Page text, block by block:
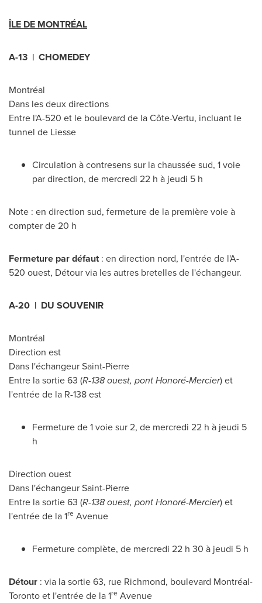
ÎLE DE MONTRÉAL
A-13 | CHOMEDEY
Montréal
Dans les deux directions
Entre l'A-520 et le boulevard de la Côte-Vertu, incluant le
tunnel de Liesse
Circulation à contresens sur la chaussée sud, 1 voie
par direction, de mercredi 22 h à jeudi 5 h
Note : en direction sud, fermeture de la première voie à
compter de 20 h
Fermeture par défaut: en direction nord, l'entrée de l'A-
520 ouest, Détour via les autres bretelles de l'échangeur.
A-20 | DU SOUVENIR
Montréal
Direction est
Dans l'échangeurSaint-Pierre
Entre la sortie 63 (R-138 ouest, pont Honoré-Mercier) et
l'entrée de la R-138 est
Fermeture de 1 voie sur 2, de mercredi 22 h à jeudi 5
h
Direction ouest
Dans l'échangeurSaint-Pierre
Entre la sortie 63 (R-138 ouest, pont Honoré-Mercier) et
l'entrée de la 1re Avenue
Fermeture complète, de mercredi 22 h 30 à jeudi 5 h
Détour : via la sortie 63, rue Richmond, boulevard Montréal-
Torontoet l'entrée de la 1re Avenue